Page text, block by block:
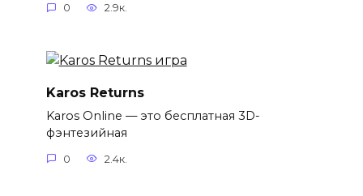
0 2.9к.
Karos Returns
Karos Online — это бесплатная 3D-
фэнтезийная
0 2.4к.